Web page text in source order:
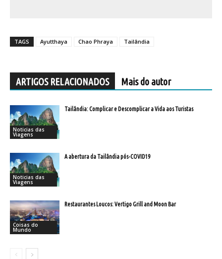
TAGS Ayutthaya Chao Phraya Tailândia
ARTIGOS RELACIONADOS Mais do autor
Noticias das
Viagens
Tailândia: Complicar e Descomplicar a Vida aos Turistas
Noticias das
Viagens
A abertura da Tailândia pós-COVID19
Coisas do
Mundo
Restaurantes Loucos: Vertigo Grill and Moon Bar